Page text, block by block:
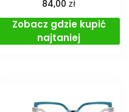
84,00zł
Zobacz gdzie kupić
najtaniej